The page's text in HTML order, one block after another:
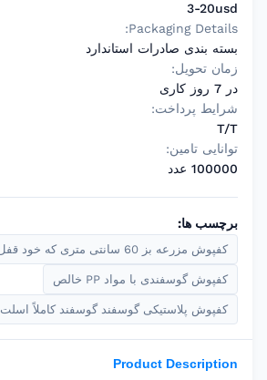
3-20usd
Packaging Details:
بسته بندی صادرات استاندارد
زمان تحویل:
در 7 روز کاری
شرایط پرداخت:
T/T
توانایی تامین:
100000 عدد
برچسب ها:
کفپوش مزرعه بز 60 سانتی متری که خود قفل می شود
کفپوش گوسفندی با مواد PP خالص
کفپوش پلاستیکی گوسفند گوسفند کاملاً اسلت
Product Description